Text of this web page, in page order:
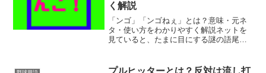
く解説
「ンゴ」「ンゴねぇ」とは？意味・元ネ
タ・使い方をわかりやすく解説ネットを
見ていると、たまに目にする謎の語尾
たことありませんか？一見すると意味不
プルヒッターとは？反対は流し打